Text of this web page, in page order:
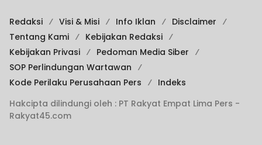
Redaksi Visi & Misi Info Iklan
Disclaimer
Tentang Kami
Kebijakan Redaksi
Kebijakan Privasi
Pedoman Media Siber
SOP Perlindungan Wartawan
Kode Perilaku Perusahaan Pers
Indeks
Hakcipta dilindungi oleh : PT Rakyat Empat Lima Pers -
Rakyat45.com